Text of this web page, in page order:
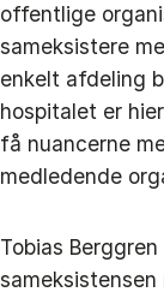
offentlige
sameksistere
enkelt afdeling
hospitalet er
få nuancerne
medledende
Tobias